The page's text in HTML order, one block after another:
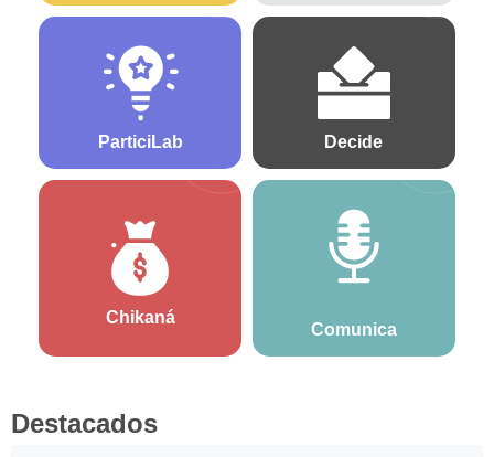
ParticiLab Decide
Chikaná
Comunica
Destacados